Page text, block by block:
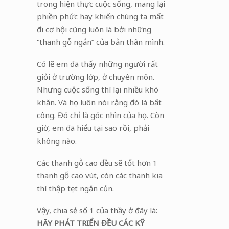
trong hiện thực cuộc sống, mang lại
phiền phức hay khiến chúng ta mất
đi cơ hội cũng luôn là bởi những
“thanh gỗ ngắn” của bản thân mình.
Có lẽ em đã thấy những người rất
giỏi ở trường lớp, ở chuyên môn.
Nhưng cuộc sống thì lại nhiều khó
khăn. Và họ luôn nói rằng đó là bất
công. Đó chỉ là góc nhìn của họ. Còn
giờ, em đã hiểu tại sao rồi, phải
không nào.
Các thanh gỗ cao đều sẽ tốt hơn 1
thanh gỗ cao vút, còn các thanh kia
thì thập tẹt ngắn củn.
Vậy, chia sẻ số 1 của thầy ở đây là:
HÃY PHÁT TRIỂN ĐỀU CÁC KỸ